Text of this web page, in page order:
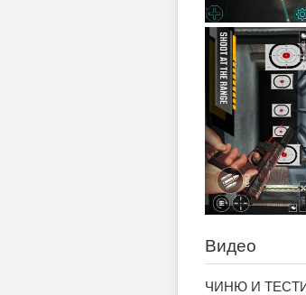
Видео
ЧИНЮ И